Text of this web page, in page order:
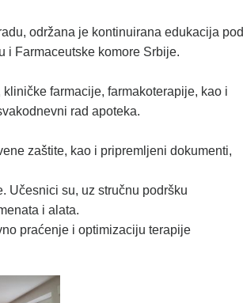
održana je kontinuirana edukacija pod
i Farmaceutske komore Srbije.
farmacije, farmakoterapije, kao i
rad apoteka.
zaštite, kao i pripremljeni dokumenti,
Učesnici su, uz stručnu podršku
i alata.
praćenje i optimizaciju terapije